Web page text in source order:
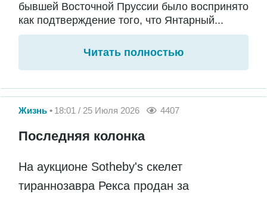
бывшей Восточной Пруссии было воспринято
как подтверждение того, что Янтарный...
Читать полностью
Жизнь 18:01 / 25 Июля 2026 4407
Последняя колонка
На аукционе Sotheby's скелет
тираннозавра Рекса продан за